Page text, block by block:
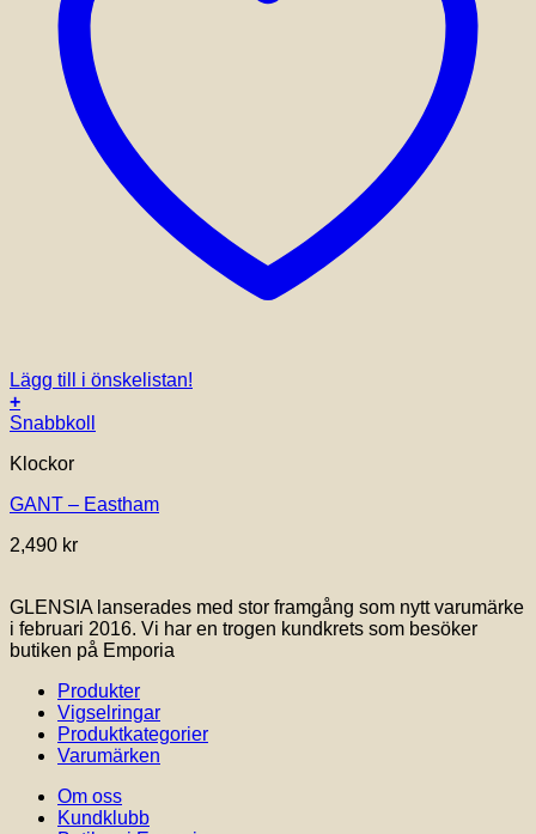
Lägg till i önskelistan!
+
Snabbkoll
Klockor
GANT – Eastham
2,490 kr
GLENSIA lanserades med stor framgång som nytt varumärke
i februari 2016. Vi har en trogen kundkrets som besöker
butiken på Emporia
Produkter
Vigselringar
Produktkategorier
Varumärken
Om oss
Kundklubb